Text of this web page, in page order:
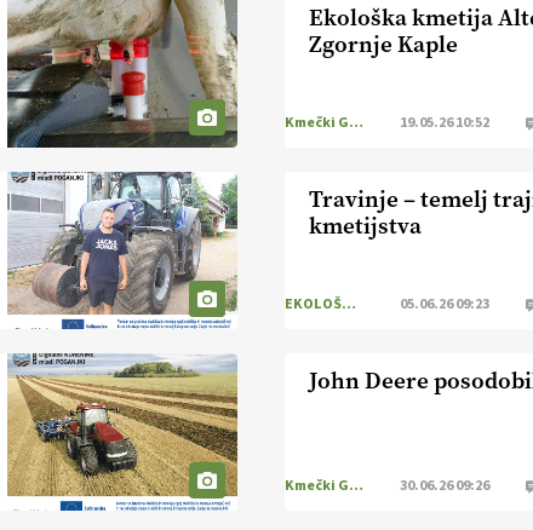
Ekološka kmetija
Zgornje Kaple
Kmečki Glas 19.05.26 10:52
Travinje – temelj
kmetijstva
EKOLOŠKO LOGIČNO 05.06.26 09:23
John Deere
Kmečki Glas 30.06.26 09:26